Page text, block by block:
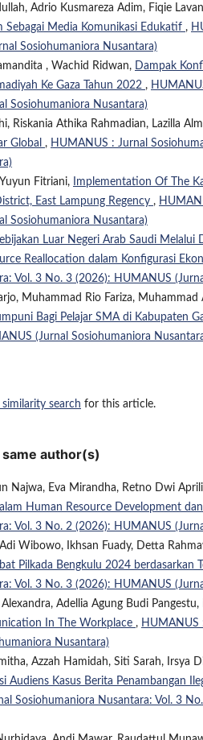
Adrio Kusmareza Adim, Fiqie
Sebagai Media Komunikasi Edukatif ,
Sosiohumaniora Nusantara)
, Wachid Ridwan, Dampak
Ke Gaza Tahun 2022 ,
Sosiohumaniora Nusantara)
Riskania Athika Rahmadian, Lazilla
Global , HUMANUS : Jurnal
Fitriani,
Implementation Of The
East Lampung Regency ,
Sosiohumaniora Nusantara)
Luar Negeri Arab Saudi
Reallocation dalam Konfigurasi
Vol. 3 No. 3 (2026): HUMANUS
Muhammad Rio Fariza, Muhammad
Bagi Pelajar SMA di Kabupaten
(Jurnal Sosiohumaniora
search for this article.
author(s)
Najwa, Eva Mirandha, Retno Dwi
Human Resource Development
Vol. 3 No. 2 (2026): HUMANUS
Wibowo, Ikhsan Fuady, Detta
Pilkada Bengkulu 2024 berdasarkan
Vol. 3 No. 3 (2026): HUMANUS
Adellia Agung Budi
In The Workplace , HUMANUS
Nusantara)
Azzah Hamidah, Siti Sarah, Irsya
Audiens Kasus Berita Penambangan
Sosiohumaniora Nusantara: Vol. 3